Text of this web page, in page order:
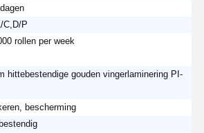
C,D/P
rollen per week
hittebestendige gouden vingerlaminering PI-
bescherming